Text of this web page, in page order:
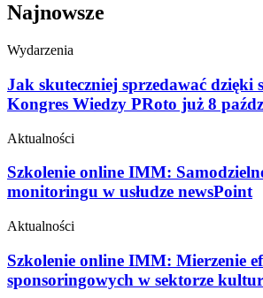
Najnowsze
Wydarzenia
Jak skuteczniej sprzedawać dzięki
Kongres Wiedzy PRoto już 8
Aktualności
Szkolenie online IMM:
monitoringu w usłudze newsPoint
Aktualności
Szkolenie online IMM: Mierzenie
sponsoringowych w sektorze